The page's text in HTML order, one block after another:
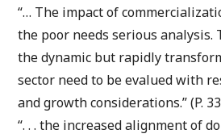
“… The impact of
the poor needs serious analysis.
the dynamic but rapidly
sector need to be evalued with
and growth considerations.” (P.
“. . . the increased alignment of